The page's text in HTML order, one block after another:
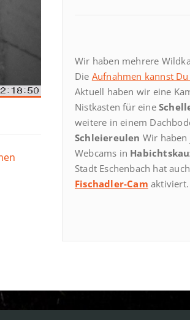
Wir haben mehrere
Die Aufnahmen kannst
Aktuell haben wir eine
Nistkasten für eine
weitere in einem
Schleiereulen Wir haben
Webcams in
Stadt Eschenbach hat
Fischadler-Cam aktiviert.